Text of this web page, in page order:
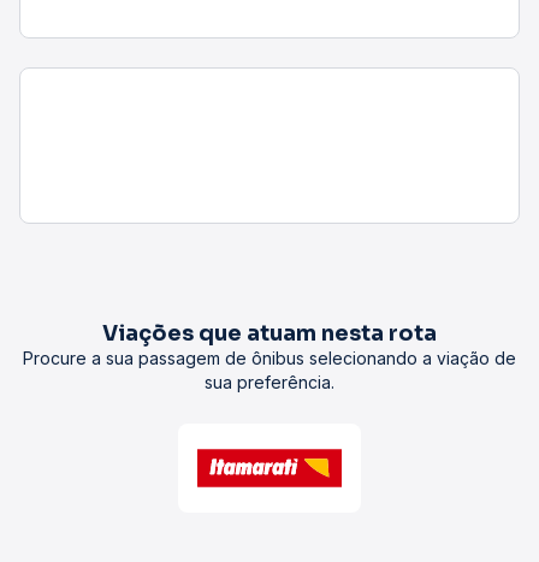
Viações que atuam nesta rota
Procure a sua passagem de ônibus selecionando a viação de
sua preferência.